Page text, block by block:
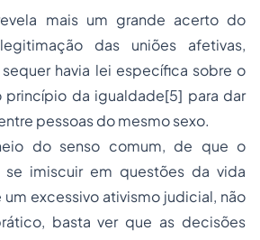
mais um grande acerto do
das uniões afetivas,
havia lei específica sobre o
princípio da igualdade[5] para dar
pessoas do mesmo sexo.
do senso comum, de que o
se imiscuir em questões da vida
excessivo ativismo judicial, não
basta ver que as decisões